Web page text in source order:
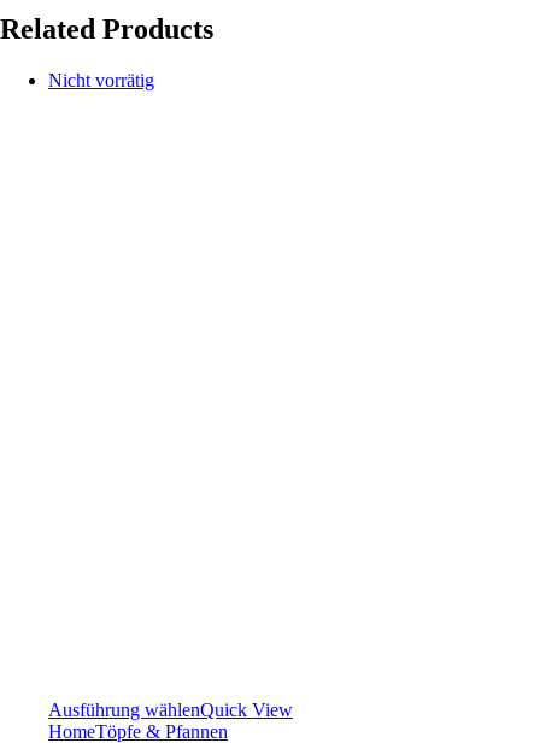
Related Products
Nicht vorrätig
Ausführung wählenQuick View
HomeTöpfe & Pfannen